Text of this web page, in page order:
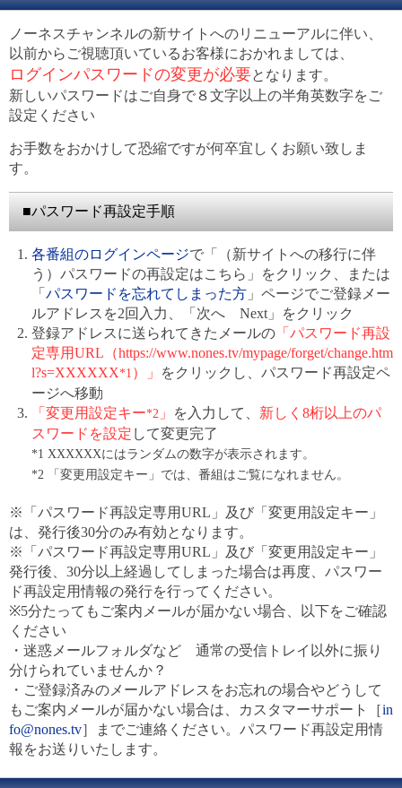
ノーネスチャンネルの新サイトへのリニューアルに伴い、
以前からご視聴頂いているお客様におかれましては、
ログインパスワードの変更が必要となります。
新しいパスワードはご自身で８文字以上の半角英数字をご
設定ください
お手数をおかけして恐縮ですが何卒宜しくお願い致しま
す。
■パスワード再設定手順
各番組のログインページで「（新サイトへの移行に伴
う）パスワードの再設定はこちら」をクリック、または
「 パスワードを忘れてしまった方 」ページでご登録メー
ルアドレスを2回入力、「次へ Next」をクリック
登録アドレスに送られてきたメールの 「パスワード再設
定専用URL（https://www.nones.tv/mypage/forget/change.htm
l?s=XXXXXX*1 ）」
をクリックし、パスワード再設定ペ
ージへ移動
「変更用設定キー*2 」 を入力して、 新しく8桁以上のパ
スワードを設定 して変更完了
*1 XXXXXXにはランダムの数字が表示されます。
*2 「変更用設定キー」では、番組はご覧になれません。
※「パスワード再設定専用URL」及び「変更用設定キー」
は、発行後30分のみ有効となります。
※「パスワード再設定専用URL」及び「変更用設定キー」
発行後、30分以上経過してしまった場合は再度、パスワー
ド再設定用情報の発行を行ってください。
※5分たってもご案内メールが届かない場合、以下をご確認
ください
・迷惑メールフォルダなど 通常の受信トレイ以外に振り
分けられていませんか？
・ご登録済みのメールアドレスをお忘れの場合やどうして
もご案内メールが届かない場合は、カスタマーサポート［in
fo@nones.tv］までご連絡ください。パスワード再設定用情
報をお送りいたします。